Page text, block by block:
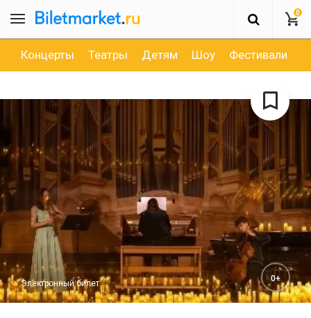
0
Концерты Театры Детям Шоу Фестивали
Электронный билет 0+